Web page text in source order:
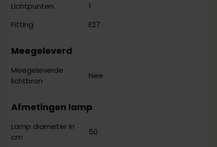
Lichtpunten
1
Fitting
E27
Meegeleverd
Meegeleverde
lichtbron
Nee
Afmetingen lamp
Lamp diameter in
cm
50